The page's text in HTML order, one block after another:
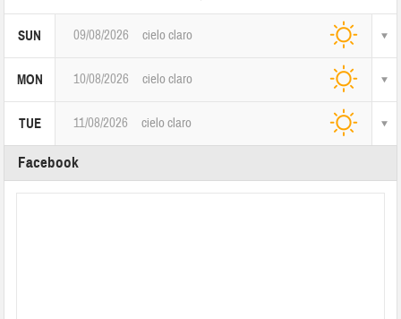
SUN 09/08/2026 cielo claro
MON 10/08/2026 cielo claro
TUE 11/08/2026 cielo claro
Facebook